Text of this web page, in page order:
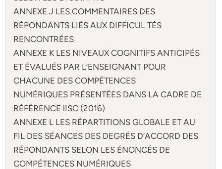
ANNEXE J LES COMMENTAIRES DES
RÉPONDANTS LIÉS AUX DIFFICUL TÉS
RENCONTRÉES
ANNEXE K LES NIVEAUX COGNITIFS ANTICIPÉS
ET ÉVALUÉS PAR L’ENSEIGNANT POUR
CHACUNE DES COMPÉTENCES
NUMÉRIQUES PRÉSENTÉES DANS LA CADRE DE
RÉFÉRENCE lISC (2016)
ANNEXE L LES RÉPARTITIONS GLOBALE ET AU
FIL DES SÉANCES DES DEGRÉS D’ACCORD DES
RÉPONDANTS SELON LES ÉNONCÉS DE
COMPÉTENCES NUMÉRIQUES